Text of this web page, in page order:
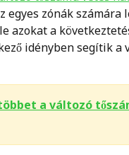
egyes zónák számára
azokat a
idényben segítik a
a változó